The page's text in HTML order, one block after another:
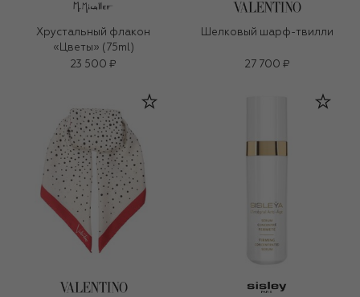
Хрустальный флакон
«Цветы» (75ml)
23 500 ₽
Шелковый шарф-твилли
27 700 ₽